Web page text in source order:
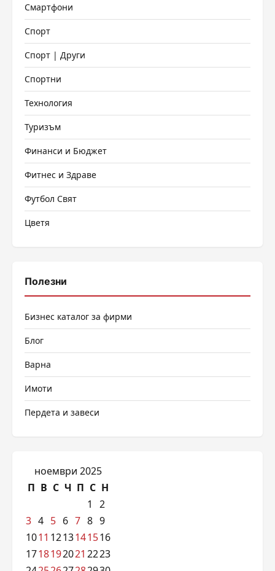
Смартфони
Спорт
Спорт | Други
Спортни
Технология
Туризъм
Финанси и Бюджет
Фитнес и Здраве
Футбол Свят
Цветя
Полезни
Бизнес каталог за фирми
Блог
Варна
Имоти
Пердета и завеси
ноември 2025
П В С Ч П С Н
1
2
3 4 5 6 7 8 9
1011 1213141516
1718192021 2223